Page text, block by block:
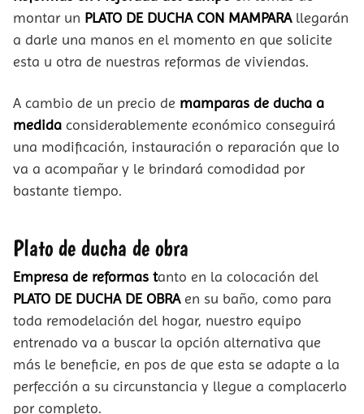
montar un PLATO DE DUCHA CON MAMPARAllegarán
a darle una manos en el momento en que solicite
esta u otra de nuestras reformas de viviendas.
A cambio de un precio de mamparas de ducha a
medida considerablemente económico conseguirá
una modificación, instauración o reparación que lo
va a acompañar y le brindará comodidad por
bastante tiempo.
Plato de ducha de obra
Empresa de reformas tanto en la colocación del
PLATO DE DUCHA DE OBRAen su baño, como para
toda remodelación del hogar, nuestro equipo
entrenado va a buscar la opción alternativa que
más le beneficie, en pos de que esta se adapte a la
perfección a su circunstancia y llegue a complacerlo
por completo.